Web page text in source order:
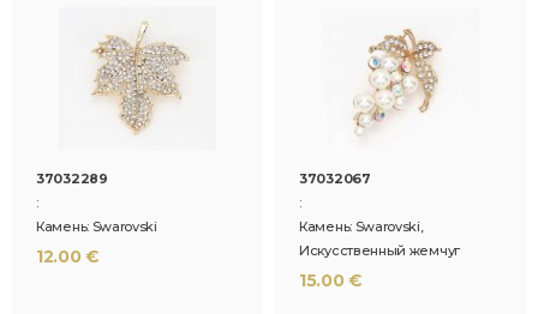
37032289
:
Камень: Swarovski
12.00 €
37032067
:
Камень: Swarovski,
Искусственный жемчуг
15.00 €